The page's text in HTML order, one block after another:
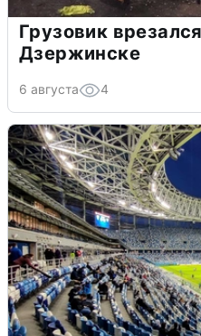
Грузовик
Дзержинске
6 августа 4